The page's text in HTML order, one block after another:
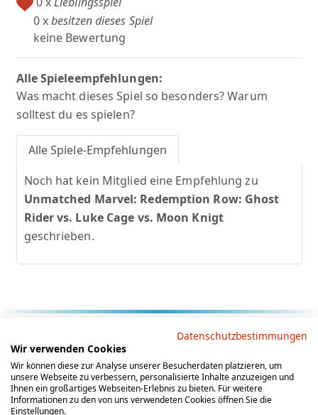
0 xbesitzen dieses Spiel
keine Bewertung
Alle Spieleempfehlungen:
Was macht dieses Spiel so besonders? Warum
solltest du es spielen?
Alle Spiele-Empfehlungen
Noch hat kein Mitglied eine Empfehlung zu
Unmatched Marvel: Redemption Row: Ghost
Rider vs. Luke Cage vs. Moon Knigt
geschrieben.
AGB Datenschutz
Impressum
Social Media
Datenschutzbestimmungen
Wir verwenden Cookies
Wir können diese zur Analyse unserer Besucherdaten platzieren, um
unsere Webseite zu verbessern, personalisierte Inhalte anzuzeigen und
Ihnen ein großartiges Webseiten-Erlebnis zu bieten. Für weitere
Informationen zu den von uns verwendeten Cookies öffnen Sie die
Einstellungen.